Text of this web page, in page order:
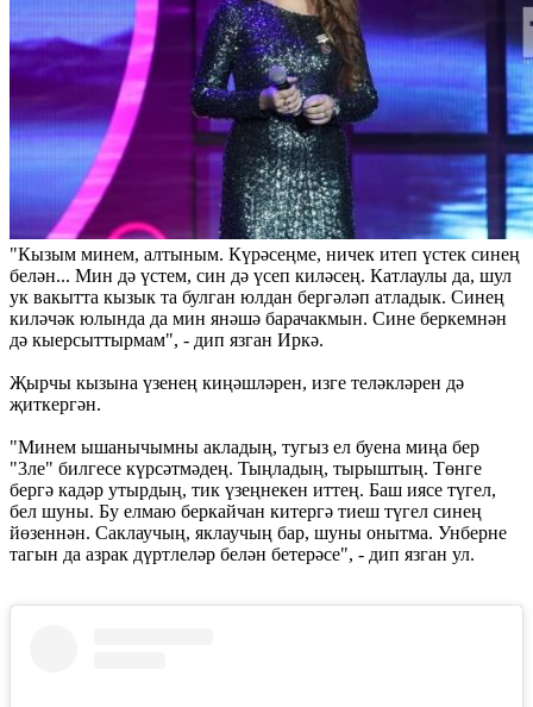
"Кызым минем, алтыным. Күрәсеңме, ничек итеп үстек синең
белән... Мин дә үстем, син дә үсеп киләсең. Катлаулы да, шул
ук вакытта кызык та булган юлдан бергәләп атладык. Синең
киләчәк юлында да мин янәшә барачакмын. Сине беркемнән
дә кыерсыттырмам", - дип язган Иркә.
Җырчы кызына үзенең киңәшләрен, изге теләкләрен дә
җиткергән.
"Минем ышанычымны акладың, тугыз ел буена миңа бер
"3ле" билгесе күрсәтмәдең. Тыңладың, тырыштың. Төнге
бергә кадәр утырдың, тик үзеңнекен иттең. Баш иясе түгел,
бел шуны. Бу елмаю беркайчан китергә тиеш түгел синең
йөзеннән. Саклаучың, яклаучың бар, шуны онытма. Унберне
тагын да азрак дүртлеләр белән бетерәсе", - дип язган ул.